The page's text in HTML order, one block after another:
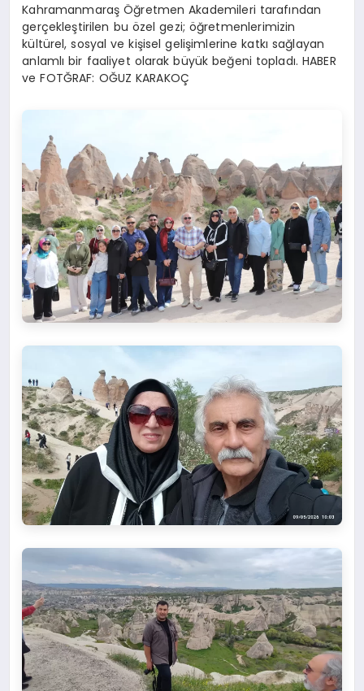
Kahramanmaraş Öğretmen Akademileri tarafından
gerçekleştirilen bu özel gezi; öğretmenlerimizin
kültürel, sosyal ve kişisel gelişimlerine katkı sağlayan
anlamlı bir faaliyet olarak büyük beğeni topladı. HABER
ve FOTĞRAF: OĞUZ KARAKOÇ